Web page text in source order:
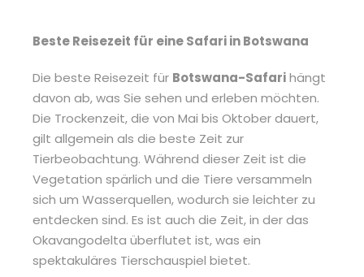
Beste Reisezeit für eine Safari in Botswana
Die beste Reisezeit für Botswana-Safarihängt
davon ab, was Sie sehen und erleben möchten.
Die Trockenzeit, die von Mai bis Oktober dauert,
gilt allgemein als die beste Zeit zur
Tierbeobachtung. Während dieser Zeit ist die
Vegetation spärlich und die Tiere versammeln
sich um Wasserquellen, wodurch sie leichter zu
entdecken sind. Es ist auch die Zeit, in der das
Okavangodelta überflutet ist, was ein
spektakuläres Tierschauspiel bietet.